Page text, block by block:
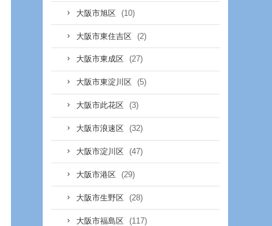
大阪市旭区 (10)
大阪市東住吉区 (2)
大阪市東成区 (27)
大阪市東淀川区 (5)
大阪市此花区 (3)
大阪市浪速区 (32)
大阪市淀川区 (47)
大阪市港区 (29)
大阪市生野区 (28)
大阪市福島区 (117)